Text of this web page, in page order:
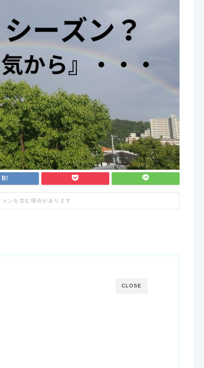
ンを含む場合があります
CLOSE